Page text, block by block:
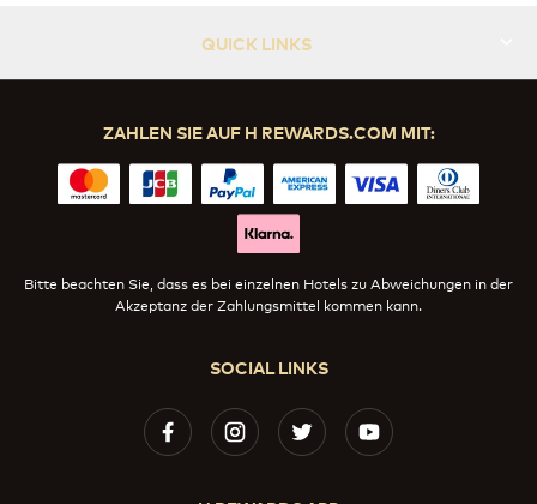
QUICK LINKS
SOCIAL LINKS
ZAHLEN SIE AUF H REWARDS.COM MIT:
Bitte beachten Sie, dass es bei einzelnen Hotels zu Abweichungen in der
Akzeptanz der Zahlungsmittel kommen kann.